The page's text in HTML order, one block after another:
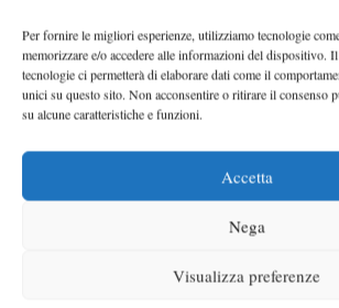
Per fornire le migliori esperienze, utilizziamo tecnologie
memorizzare e/o accedere alle informazioni del dispositivo.
tecnologie ci permetterà di elaborare dati come il
unici su questo sito. Non acconsentire o ritirare il consenso
su alcune caratteristiche e funzioni.
Accetta
Nega
Visualizza preferenze
Nuova Hyundai ix45 prime foto
ufficiali